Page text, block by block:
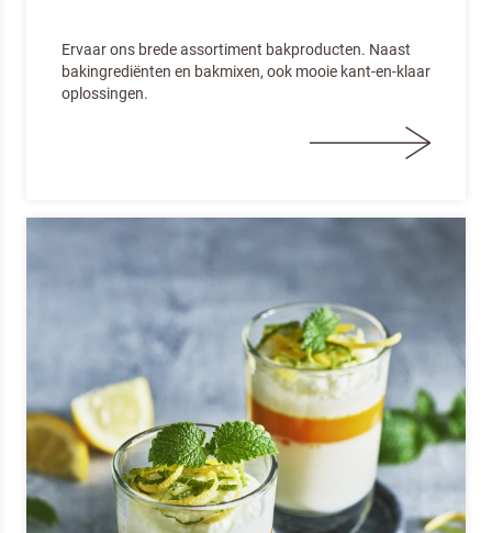
Ervaar ons brede assortiment bakproducten. Naast
bakingrediënten en bakmixen, ook mooie kant-en-klaar
oplossingen.